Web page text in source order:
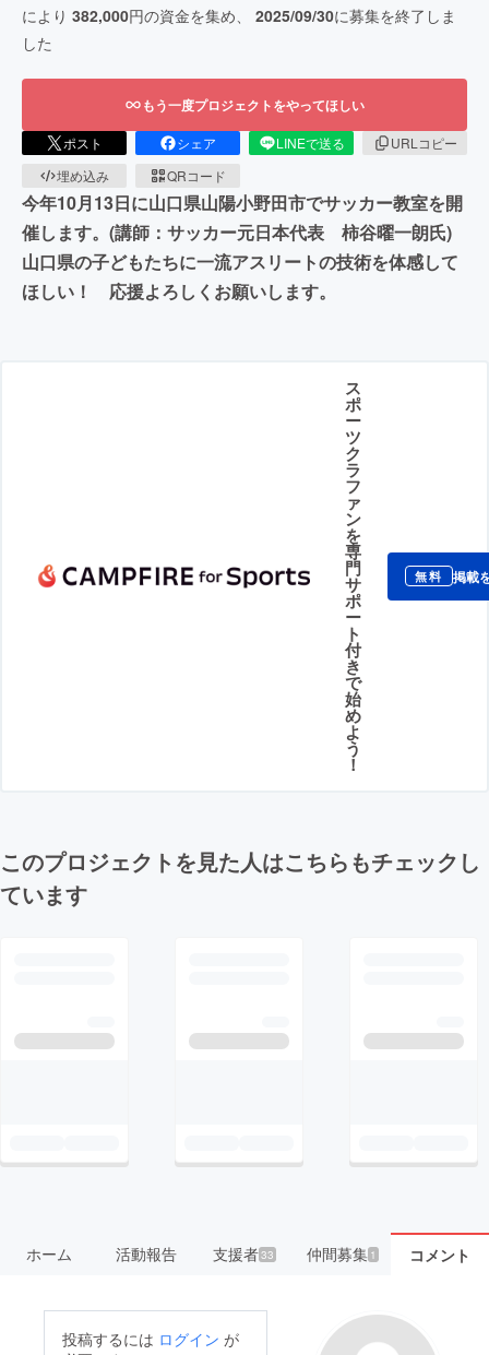
により 382,000円の資金を集め、 2025/09/30に募集を終了しま
した
もう一度プロジェクトをやってほしい
ポスト シェア LINEで送る
URLコピー
埋め込み
QRコード
今年10月13日に山口県山陽小野田市でサッカー教室を開
催します。(講師：サッカー元日本代表 柿谷曜一朗氏)
山口県の子どもたちに一流アスリートの技術を体感して
ほしい！ 応援よろしくお願いします。
ス
ポ
ー
ツ
ク
ラ
フ
ァ
ン
を
専
門
サ
ポ
ー
ト
付
き
で
始
め
よ
う
！
無料 掲載
このプロジェクトを見た人はこちらもチェックし
ています
ホーム 活動報告 支援者33 仲間募集 1 コメント
投稿するには ログイン が